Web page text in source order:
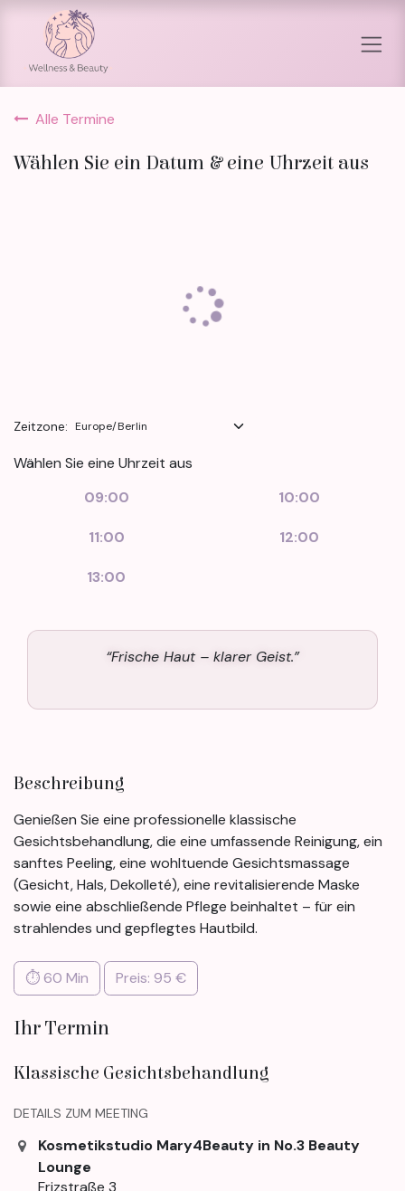
Zum Inhalt springen
Alle Termine
Wählen Sie ein Datum & eine Uhrzeit aus
Zeitzone:
Wählen Sie eine Uhrzeit aus
09:00
10:00
11:00 12:00
13:00
“Frische Haut – klarer Geist.”
Beschreibung
Genießen Sie eine professionelle klassische
Gesichtsbehandlung, die eine umfassende Reinigung, ein
sanftes Peeling, eine wohltuende Gesichtsmassage
(Gesicht, Hals, Dekolleté), eine revitalisierende Maske
sowie eine abschließende Pflege beinhaltet – für ein
strahlendes und gepflegtes Hautbild.
⏱ 60 Min Preis: 95 €
Ihr Termin
Klassische Gesichtsbehandlung
DETAILS ZUM MEETING
Kosmetikstudio Mary4Beauty in No.3 Beauty
Lounge
Frizstraße 3